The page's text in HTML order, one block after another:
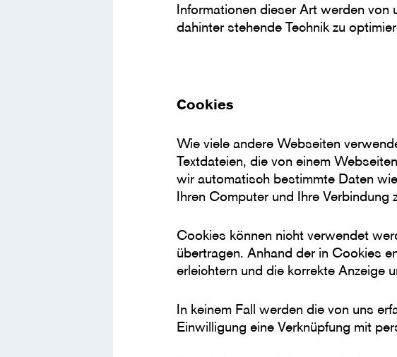
Informationen dieser Art werden
dahinter stehende Technik zu
Cookies
Wie viele andere Webseiten
Textdateien, die von einem
wir automatisch bestimmte Daten
Ihren Computer und Ihre Verbindung
Cookies können nicht verwendet
übertragen. Anhand der in Cookies
erleichtern und die korrekte Anzeige
In keinem Fall werden die von uns
Einwilligung eine Verknüpfung mit